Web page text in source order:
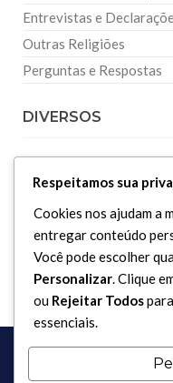
Entrevistas e
Outras Religiões
Perguntas e Respostas
DIVERSOS
Dicionário Islâmico
Downloads
Respeitamos sua
Cookies nos ajudam a
entregar conteúdo
Você pode escolher
Personalizar. Clique
ou Rejeitar Todos
essenciais.